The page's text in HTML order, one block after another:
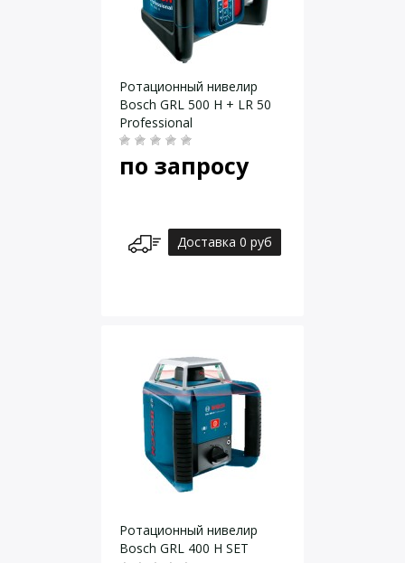
Ротационный нивелир
Bosch GRL 500 H + LR 50
Professional
по запросу
Доставка 0 руб
Ротационный нивелир
Bosch GRL 400 H SET